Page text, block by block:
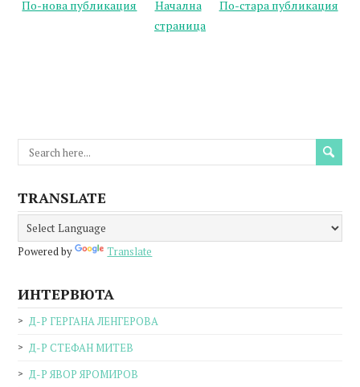
По-нова публикация По-стара публикация
Начална
страница
TRANSLATE
Powered by Translate
ИНТЕРВЮТА
Д-Р ГЕРГАНА ЛЕНГЕРОВА
Д-Р СТЕФАН МИТЕВ
Д-Р ЯВОР ЯРОМИРОВ